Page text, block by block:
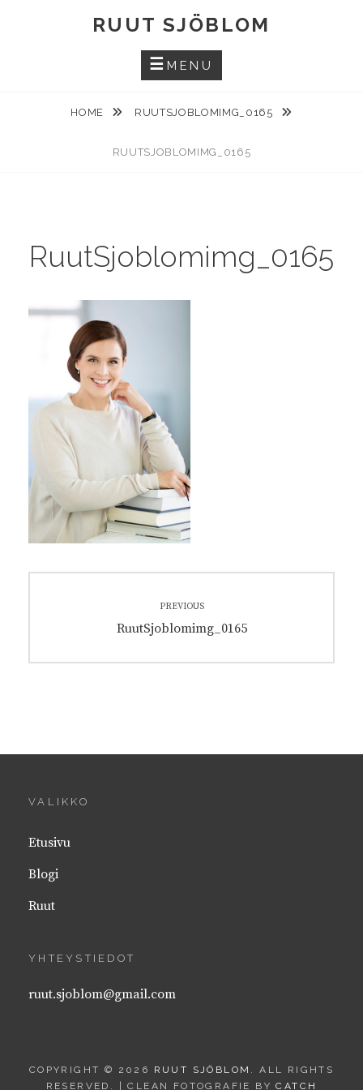
RUUT SJÖBLOM
MENU
HOME RUUTSJOBLOMIMG_0165
RUUTSJOBLOMIMG_0165
RuutSjoblomimg_0165
PREVIOUS
Previous
RuutSjoblomimg_0165
VALIKKO
Etusivu
Blogi
Ruut
YHTEYSTIEDOT
ruut.sjoblom@gmail.com
COPYRIGHT © 2026 RUUT SJÖBLOM . ALL RIGHTS
RESERVED. | CLEAN FOTOGRAFIE BYCATCH